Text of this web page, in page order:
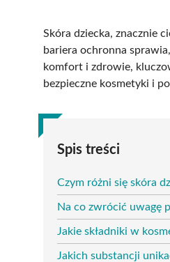
Skóra dziecka, znacznie
bariera ochronna
komfort i zdrowie,
bezpieczne kosmetyki i
Spis treści
Czym różni się skóra
Na co zwrócić uwagę
Jakie składniki w
Jakich substancji